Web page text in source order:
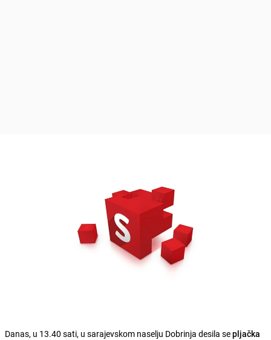
Danas, u 13.40 sati, u sarajevskom naselju Dobrinja desila sepljačka